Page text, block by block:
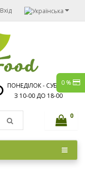
0 %
Вхід
ПОНЕДІЛОК - СУБОТА
З 10-00 ДО 18-00
0